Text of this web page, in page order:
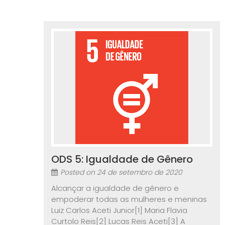
ODS 5: Igualdade de Gênero
Posted on 24 de setembro de 2020
Alcançar a igualdade de gênero e
empoderar todas as mulheres e meninas
Luiz Carlos Aceti Junior[1] Maria Flavia
Curtolo Reis[2] Lucas Reis Aceti[3] A